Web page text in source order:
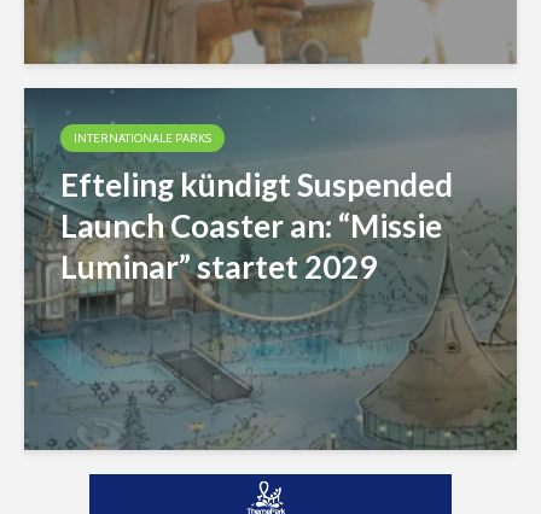
INTERNATIONALE PARKS
Efteling kündigt Suspended
Launch Coaster an: “Missie
Luminar” startet 2029